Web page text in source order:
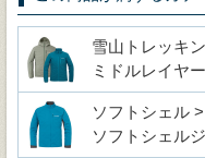
雪山トレッキ
ミドルレイヤー
ソフトシェル >
ソフトシェル